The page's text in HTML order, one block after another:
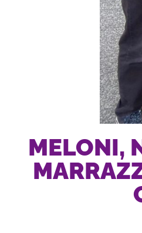
MELONI,